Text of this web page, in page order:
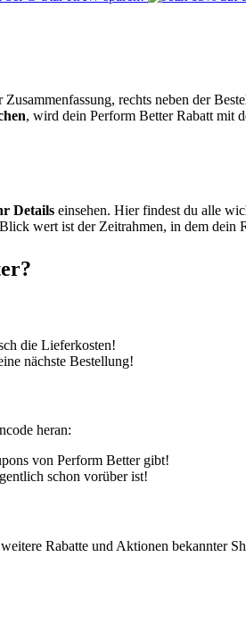
rechts neben der
, wird dein Perform Better Rabatt mit
Details einsehen. Hier findest du alle
wert ist der Zeitrahmen, in dem dein
die Lieferkosten!
nächste Bestellung!
heran:
von Perform Better gibt!
schon vorüber ist!
Rabatte und Aktionen bekannter